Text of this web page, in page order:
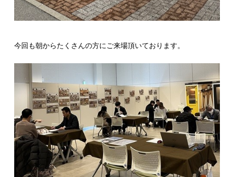
今回も朝からたくさんの方にご来場頂いております。